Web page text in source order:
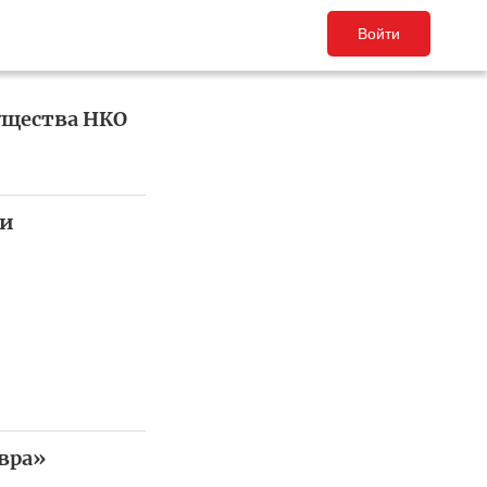
Войти
НКО